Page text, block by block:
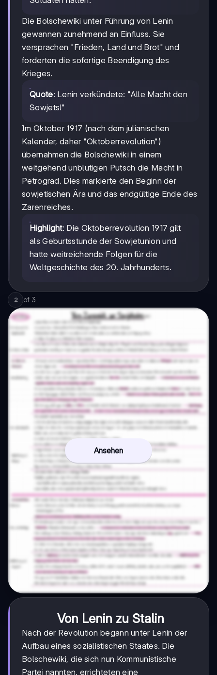
Die Bolschewiki unter Führung von Lenin
gewannen zunehmend an Einfluss. Sie
versprachen "Frieden, Land und Brot" und
forderten die sofortige Beendigung des
Krieges.
Quote: Lenin verkündete: "Alle Macht den
Sowjets!"
Im Oktober 1917 (nach dem julianischen
Kalender, daher "Oktoberrevolution")
übernahmen die Bolschewiki in einem
weitgehend unblutigen Putsch die Macht in
Petrograd. Dies markierte den Beginn der
sowjetischen Ära und das endgültige Ende des
Zarenreiches.
Highlight: Die Oktoberrevolution 1917 gilt
als Geburtsstunde der Sowjetunion und
hatte weitreichende Folgen für die
Weltgeschichte des 20. Jahrhunderts.
2 of 3
Ansehen
Von Lenin zu Stalin
Nach der Revolution begann unter Lenin der
Aufbau eines sozialistischen Staates. Die
Bolschewiki, die sich nun Kommunistische
Partei nannten, errichteten eine